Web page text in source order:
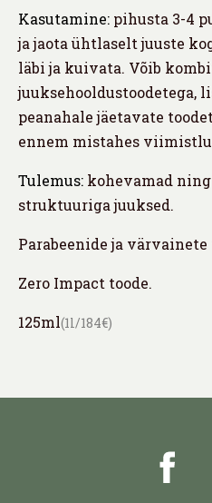
Kasutamine: pihusta 3-4
ja jaota ühtlaselt juuste
läbi ja kuivata. Võib
juuksehooldustoodetega,
peanahale jäetavate
ennem mistahes
Tulemus: kohevamad
struktuuriga juuksed.
Parabeenide ja värvainete
Zero Impact toode.
125ml(1l/184€)